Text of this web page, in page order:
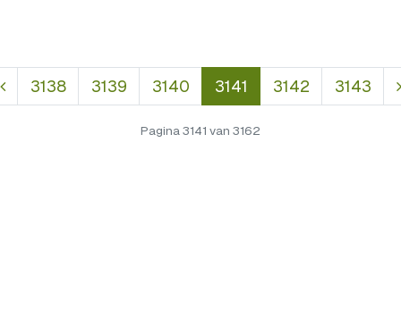
3138 3139 3140 3141 3142 3143
Pagina 3141 van 3162